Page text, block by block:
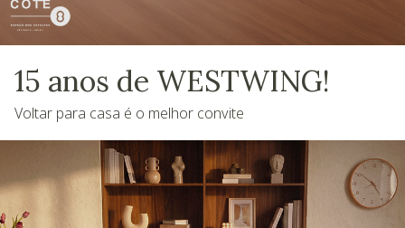
15 anos de WESTWING!
Voltar para casa é o melhor convite